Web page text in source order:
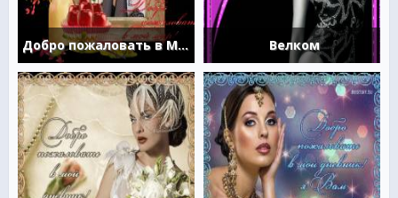
Добро пожаловать в Мой Мир Велком